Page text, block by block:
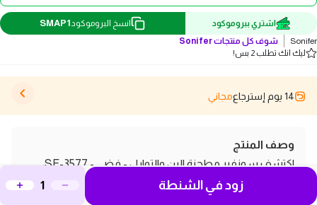
اشتري ببروموكود انسخ البروموكود SMAP1
Sonifer شوف كل منتجاتSonifer
ليك انك تطلب 2 بس!
14 يوم إسترجاع مجاني
وصف المنتج
اكتشف سونفير مطحنة البن والتوابل - فضي - SF-3577،
الخيار المثالي لعشاق القهوة والتوابل! تتميز هذه المطحنة
زود في الشنطة